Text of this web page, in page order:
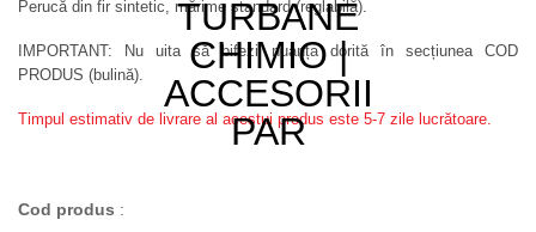
Perucă din fir sintetic, mărime standard (reglabilă).
IMPORTANT: Nu uita să bifezi nuanța dorită în secțiunea COD
PRODUS (bulină).
Timpul estimativ de livrare al acestui produs este 5-7 zile lucrătoare.
Cod produs :